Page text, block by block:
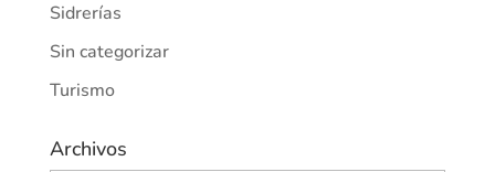
Sidrerías
Sin categorizar
Turismo
Archivos